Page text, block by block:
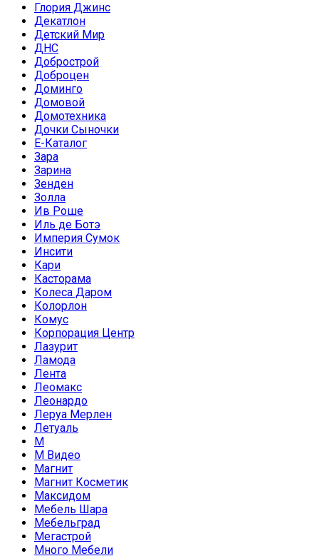
Глория Джинс
Декатлон
Детский Мир
ДНС
Добрострой
Доброцен
Доминго
Домовой
Домотехника
Дочки Сыночки
Е-Каталог
Зара
Зарина
Зенден
Золла
Ив Роше
Иль де Ботэ
Империя Сумок
Инсити
Кари
Касторама
Колеса Даром
Колорлон
Комус
Корпорация Центр
Лазурит
Ламода
Лента
Леомакс
Леонардо
Леруа Мерлен
Летуаль
М
М Видео
Магнит
Магнит Косметик
Максидом
Мебель Шара
Мебельград
Мегастрой
Много Мебели